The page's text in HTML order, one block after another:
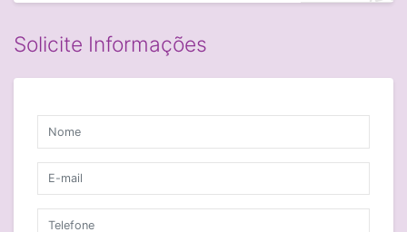
Solicite Informações